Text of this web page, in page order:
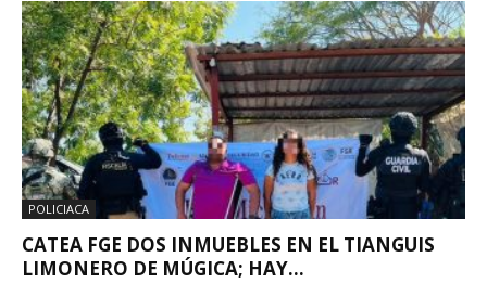
POLICIACA
CATEA FGE DOS INMUEBLES EN EL TIANGUIS
LIMONERO DE MÚGICA; HAY...